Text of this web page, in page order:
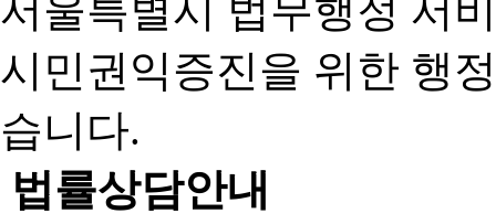
서울특별시 법무행정 서
시민권익증진을 위한 행
습니다.
법률상담안내